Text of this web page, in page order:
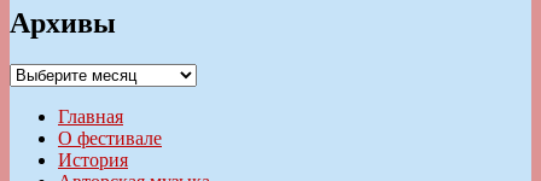
Архивы
Архивы
Главная
О фестивале
История